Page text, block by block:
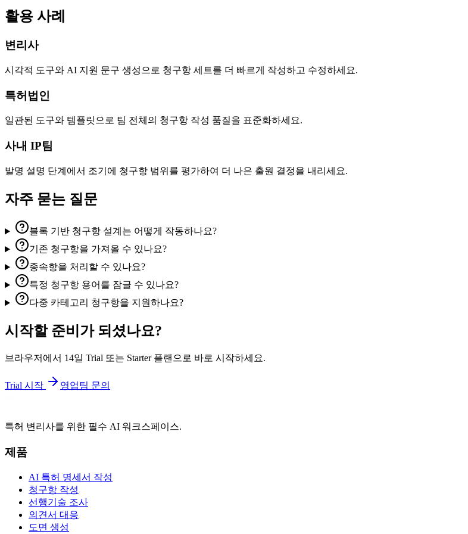
활용 사례
변리사
시각적 도구와 AI 지원 문구 생성으로 청구항 세트를 더 빠르게 작성하고 수정하세요.
특허법인
일관된 도구와 템플릿으로 팀 전체의 청구항 작성 품질을 표준화하세요.
사내 IP팀
발명 설명 단계에서 조기에 청구항 범위를 평가하여 더 나은 출원 결정을 내리세요.
자주 묻는 질문
블록 기반 청구항 설계는 어떻게 작동하나요?
기존 청구항을 가져올 수 있나요?
종속항을 처리할 수 있나요?
특정 청구항 용어를 잠글 수 있나요?
다중 카테고리 청구항을 지원하나요?
시작할 준비가 되셨나요?
브라우저에서 14일 Trial 또는 Starter 플랜으로 바로 시작하세요.
Trial 시작 영업팀 문의
특허 변리사를 위한 필수 AI 워크스페이스.
제품
AI 특허 명세서 작성
청구항 작성
선행기술 조사
의견서 대응
도면 생성